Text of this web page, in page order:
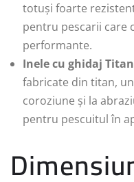
totuși foarte
pentru pescarii care
performante.
Inele cu ghidaj
fabricate din titan,
coroziune și la
pentru pescuitul în